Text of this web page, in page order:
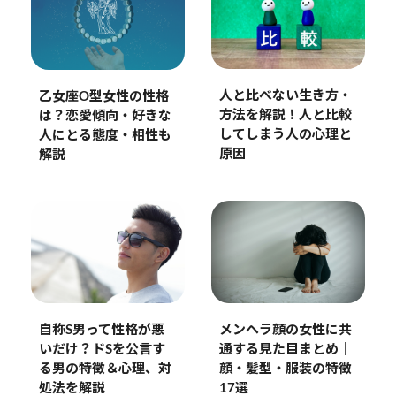
乙女座O型女性の性格
は？恋愛傾向・好きな
人にとる態度・相性も
解説
人と比べない生き方・
方法を解説！人と比較
してしまう人の心理と
原因
自称S男って性格が悪
いだけ？ドSを公言す
る男の特徴＆心理、対
処法を解説
メンヘラ顔の女性に共
通する見た目まとめ｜
顔・髪型・服装の特徴
17選